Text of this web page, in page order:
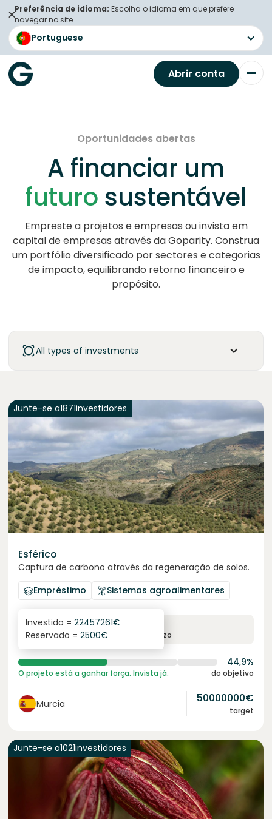
Preferência de idioma: Escolha o idioma em que prefere
navegar no site.
Portuguese
Abrir conta
Oportunidades abertas
A financiar um
futuro sustentável
Empreste a projetos e empresas ou invista em
capital de empresas através da Goparity. Construa
um portfólio diversificado por sectores e categorias
de impacto, equilibrando retorno financeiro e
propósito.
All types of investments
Junte-se a1871investidores
Esférico
Captura de carbono através da regeneração de solos.
Empréstimo
Sistemas agroalimentares
6.3%
juro anual prazo
Investido = 22457261€
Reservado = 2500€
44,9%
O projeto está a ganhar força. Invista já. do objetivo
Murcia 50000000€
target
Junte-se a1021investidores